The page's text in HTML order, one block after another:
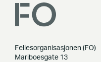
Fellesorganisasjonen (FO)
Mariboesgate 13